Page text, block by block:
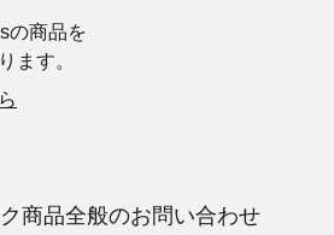
の商品を
ます。
商品全般のお問い合わせ